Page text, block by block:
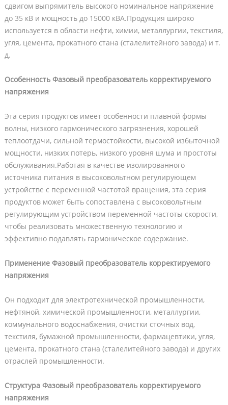
сдвигом выпрямитель высокого номинальное напряжение
до 35 кВ и мощность до 15000 кВА.Продукция широко
используется в области нефти, химии, металлургии, текстиля,
угля, цемента, прокатного стана (сталелитейного завода) и т.
д.
Особенность Фазовый преобразователь корректируемого
напряжения
Эта серия продуктов имеет особенности плавной формы
волны, низкого гармонического загрязнения, хорошей
теплоотдачи, сильной термостойкости, высокой избыточной
мощности, низких потерь, низкого уровня шума и простоты
обслуживания.Работая в качестве изолированного
источника питания в высоковольтном регулирующем
устройстве с переменной частотой вращения, эта серия
продуктов может быть сопоставлена с высоковольтным
регулирующим устройством переменной частоты скорости,
чтобы реализовать множественную технологию и
эффективно подавлять гармоническое содержание.
Применение Фазовый преобразователь корректируемого
напряжения
Он подходит для электротехнической промышленности,
нефтяной, химической промышленности, металлургии,
коммунального водоснабжения, очистки сточных вод,
текстиля, бумажной промышленности, фармацевтики, угля,
цемента, прокатного стана (сталелитейного завода) и других
отраслей промышленности.
Структура Фазовый преобразователь корректируемого
напряжения